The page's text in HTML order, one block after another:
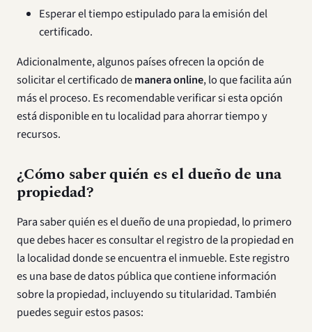
Esperar el tiempo estipulado para la emisión del
certificado.
Adicionalmente, algunos países ofrecen la opción de
solicitar el certificado demanera online, lo que facilita aún
más el proceso. Es recomendable verificar si esta opción
está disponible en tu localidad para ahorrar tiempo y
recursos.
¿Cómo saber quién es el dueño de una
propiedad?
Para saber quién es el dueño de una propiedad, lo primero
que debes hacer es consultar el registro de la propiedad en
la localidad donde se encuentra el inmueble. Este registro
es una base de datos pública que contiene información
sobre la propiedad, incluyendo su titularidad. También
puedes seguir estos pasos: